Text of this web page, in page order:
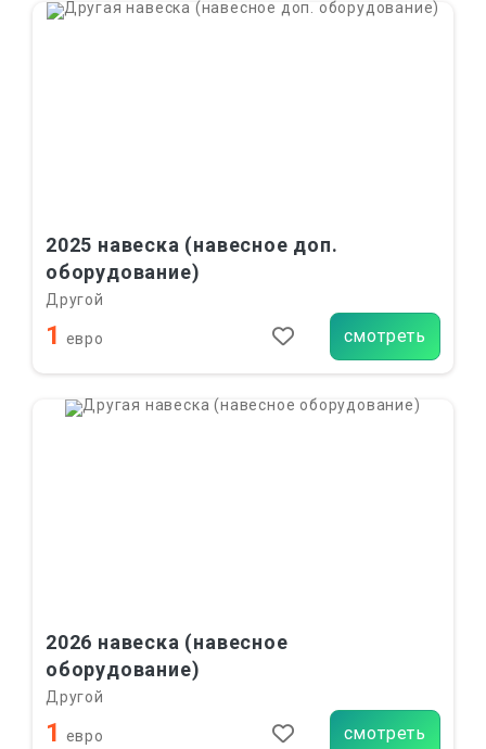
2025 навеска (навесное доп.
оборудование)
Другой
1 евро смотреть
2026 навеска (навесное
оборудование)
Другой
1 евро смотреть